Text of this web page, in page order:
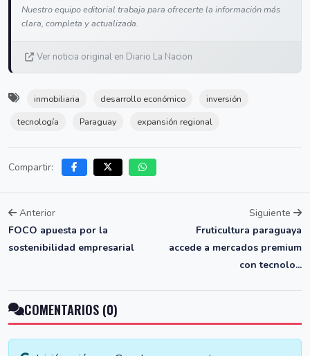
Nuestro equipo editorial trabaja para ofrecerte la información más
clara, completa y actualizada.
Ver noticia original en Diario La Nacion
inmobiliaria desarrollo económico
inversión
tecnología
Paraguay expansión regional
Compartir:
Anterior
FOCO apuesta por la
sostenibilidad empresarial
Siguiente
Fruticultura paraguaya
accede a mercados premium
con tecnolo...
COMENTARIOS (0)